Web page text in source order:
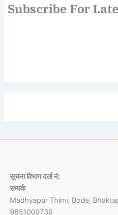
Subscribe For
सूचना विभाग दर्ता नं:
सम्पर्क
Madhyapur Thimi, Bode,
9851009739